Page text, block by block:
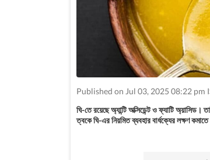
Published on Jul 03, 2025 08:22 pm
ঘি-তে রয়েছে অ্যান্টি অক্সিডেন্ট ও ফ্যাটি
ত্বকে ঘি-এর নিয়মিত ব্যবহার বার্ধক্যের লক্ষণ